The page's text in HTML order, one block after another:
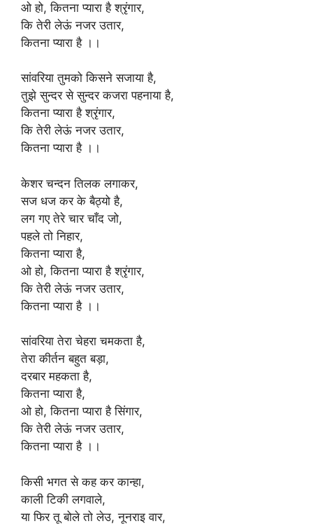
ओ हो, कितना प्यारा है श्रृंगार,
कि तेरी लेऊं नजर उतार,
कितना प्यारा है ।।
सांवरिया तुमको किसने सजाया है,
तुझे सुन्दर से सुन्दर कजरा पहनाया है,
कितना प्यारा है श्रृंगार,
कि तेरी लेऊं नजर उतार,
कितना प्यारा है ।।
केशर चन्दन तिलक लगाकर,
सज धज कर के बैठ्यो है,
लग गए तेरे चार चाँद जो,
पहले तो निहार,
कितना प्यारा है,
ओ हो, कितना प्यारा है श्रृंगार,
कि तेरी लेऊं नजर उतार,
कितना प्यारा है ।।
सांवरिया तेरा चेहरा चमकता है,
तेरा कीर्तन बहुत बड़ा,
दरबार महकता है,
कितना प्यारा है,
ओ हो, कितना प्यारा है सिंगार,
कि तेरी लेऊं नजर उतार,
कितना प्यारा है ।।
किसी भगत से कह कर कान्हा,
काली टिकी लगवाले,
या फिर तू बोले तो लेउ, नूनराइ वार,